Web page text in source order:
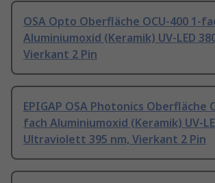
OSA Opto Oberfläche OCU-400 1-
Aluminiumoxid (Keramik) UV-LED
Vierkant 2 Pin
EPIGAP OSA Photonics Oberfläche
fach Aluminiumoxid (Keramik) UV-
Ultraviolett 395 nm, Vierkant 2 Pin